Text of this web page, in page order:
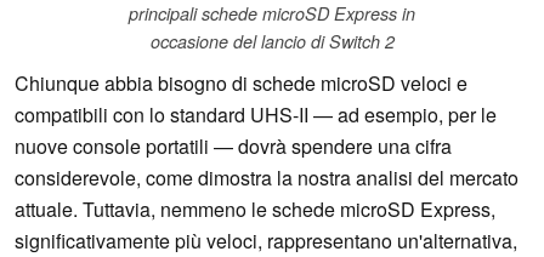
principali schede microSD Express in
occasione del lancio di Switch 2
Chiunque abbia bisogno di schede microSD veloci e
compatibili con lo standard UHS-II — ad esempio, per le
nuove console portatili — dovrà spendere una cifra
considerevole, come dimostra la nostra analisi del mercato
attuale. Tuttavia, nemmeno le schede microSD Express,
significativamente più veloci, rappresentano un'alternativa,